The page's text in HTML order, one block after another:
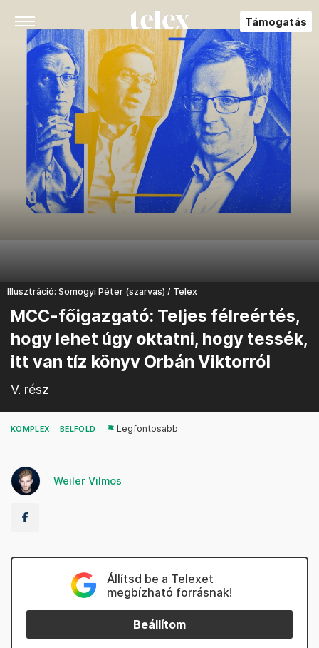
Támogatás
Illusztráció: Somogyi Péter (szarvas) / Telex
MCC-főigazgató: Teljes félreértés,
hogy lehet úgy oktatni, hogy tessék,
itt van tíz könyv Orbán Viktorról
V. rész
KOMPLEX BELFÖLD Legfontosabb
Weiler Vilmos
Állítsd be a Telexet
megbízható forrásnak!
Beállítom